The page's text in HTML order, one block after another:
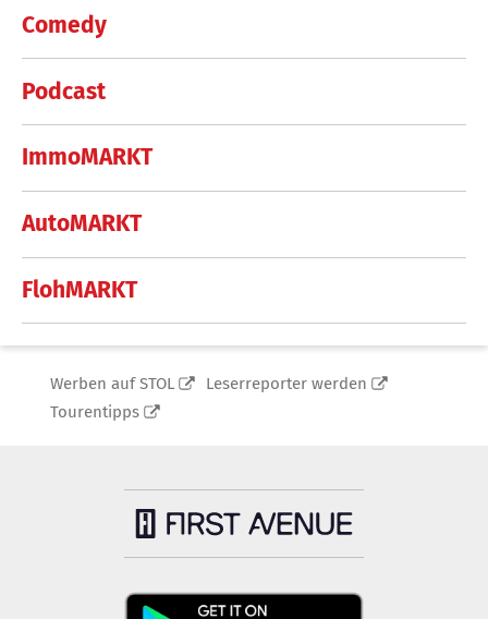
Comedy
Podcast
ImmoMARKT
AutoMARKT
FlohMARKT
Werben auf STOL
Leserreporter werden
Tourentipps